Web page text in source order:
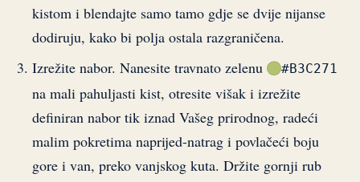
kistom i blendajte samo tamo gdje se dvije nijanse
dodiruju, kako bi polja ostala razgraničena.
Izrežite nabor. Nanesite travnato zelenu
#B3C271
na mali pahuljasti kist, otresite višak i izrežite
definiran nabor tik iznad Vašeg prirodnog, radeći
malim pokretima naprijed-natrag i povlačeći boju
gore i van, preko vanjskog kuta. Držite gornji rub